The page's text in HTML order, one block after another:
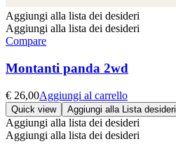
Aggiungi alla lista dei desideri
Aggiungi alla lista dei desideri
Compare
Montanti panda 2wd
€ 26,00Aggiungi al carrello
Quick view Aggiungi alla Lista desideri
Aggiungi alla lista dei desideri
Aggiungi alla lista dei desideri